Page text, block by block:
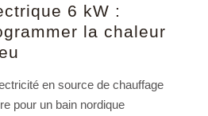
6 kW :
la chaleur
en source de chauffage
pour un bain nordique